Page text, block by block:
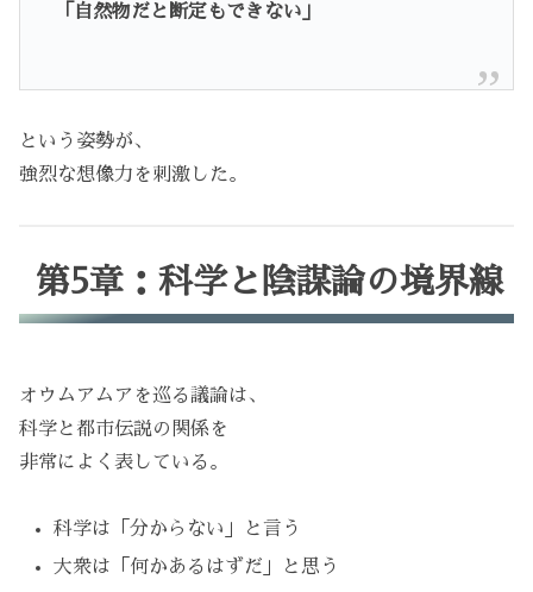
「自然物だと断定もできない」
という姿勢が、
強烈な想像力を刺激した。
第5章：科学と陰謀論の境界線
オウムアムアを巡る議論は、
科学と都市伝説の関係を
非常によく表している。
科学は「分からない」と言う
大衆は「何かあるはずだ」と思う